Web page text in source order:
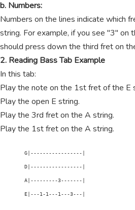
b. Numbers:
Numbers on the lines indicate which
string. For example, if you see "3" on
should press down the third fret on
2. Reading Bass Tab Example
In this tab:
Play the note on the 1st fret of the E
Play the open E string.
Play the 3rd fret on the A string.
Play the 1st fret on the A string.
        G|-----------------|
        D|-----------------|
        A|---------3-------|
        E|---1-1---1---3---|